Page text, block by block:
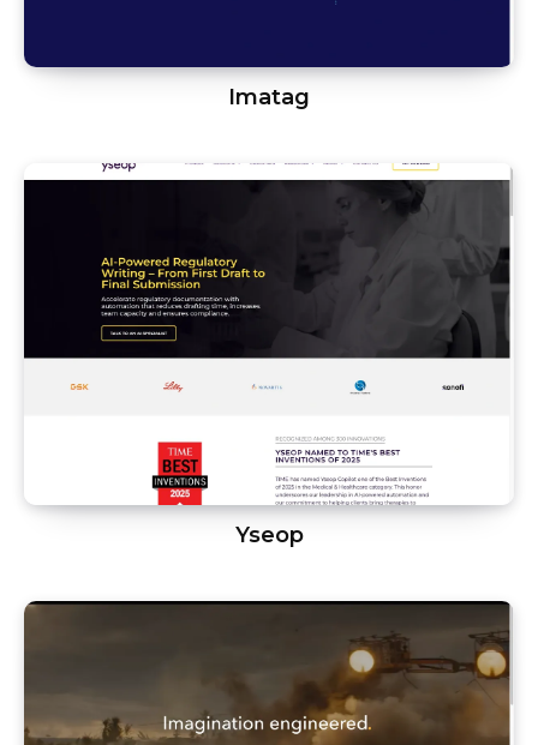
Imatag
Yseop